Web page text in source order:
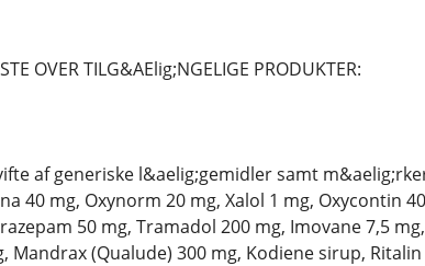
OVER TILG&AElig;NGELIGE PRODUKTER:
af generiske l&aelig;gemidler samt
40 mg, Oxynorm 20 mg, Xalol 1 mg, Oxycontin
50 mg, Tramadol 200 mg, Imovane 7,5
Mandrax (Qualude) 300 mg, Kodiene sirup,